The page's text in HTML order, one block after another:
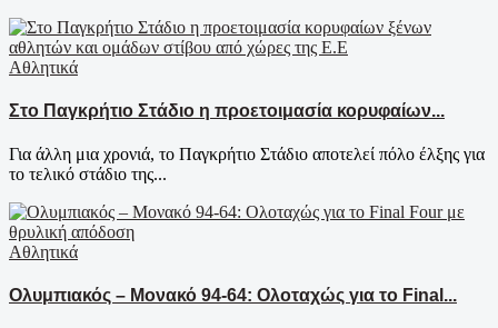
Αθλητικά
Στο Παγκρήτιο Στάδιο η προετοιμασία κορυφαίων...
Για άλλη μια χρονιά, το Παγκρήτιο Στάδιο αποτελεί πόλο έλξης για
το τελικό στάδιο της...
Αθλητικά
Ολυμπιακός – Μονακό 94-64: Ολοταχώς για το Final...